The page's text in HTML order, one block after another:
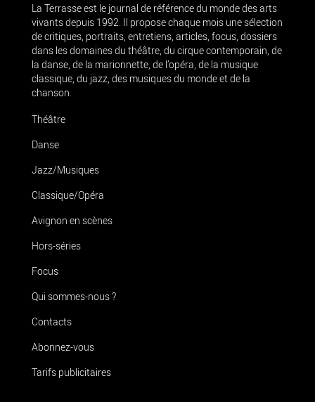
La Terrasse est le journal de référence du monde des arts
vivants depuis 1992. Il propose chaque mois une sélection
de critiques, portraits, entretiens, articles, focus, dossiers
dans les domaines du théâtre, du cirque contemporain, de
la danse, de la marionnette, de l’opéra, de la musique
classique, du jazz, des musiques du monde et de la
chanson.
Théâtre
Danse
Jazz/Musiques
Classique/Opéra
Avignon en scènes
Hors-séries
Focus
Qui sommes-nous ?
Contacts
Abonnez-vous
Tarifs publicitaires